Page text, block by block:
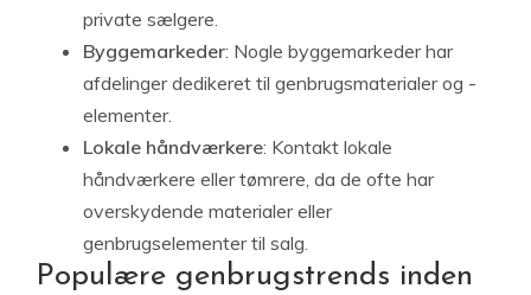
private sælgere.
Byggemarkeder: Nogle byggemarkeder har
afdelinger dedikeret til genbrugsmaterialer og -
elementer.
Lokale håndværkere: Kontakt lokale
håndværkere eller tømrere, da de ofte har
overskydende materialer eller
genbrugselementer til salg.
Populære genbrugstrends inden